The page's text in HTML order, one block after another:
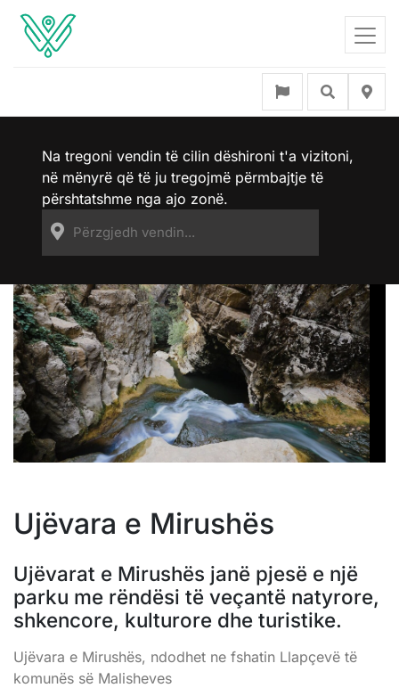
Na tregoni vendin të cilin dëshironi t'a vizitoni,
në mënyrë që të ju tregojmë përmbajtje të
përshtatshme nga ajo zonë.
Ujëvara e Mirushës
Ujëvarat e Mirushës janë pjesë e një
parku me rëndësi të veçantë natyrore,
shkencore, kulturore dhe turistike.
Ujëvara e Mirushës, ndodhet ne fshatin Llapçevë të
komunës së Malisheves